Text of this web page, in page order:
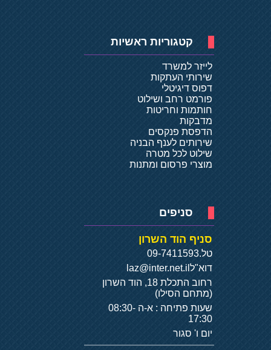
קטגוריות ראשיות
לייזר למשרד
שירותי העתקות
דפוס דיגיטלי
פורמט רחב ושילוט
חותמות וחריטות
מדבקות
הדפסת פנקסים
שירותים לענף הבניה
שילוט לכל מטרה
מוצרי פרסום ומתנות
סניפים
סניף הוד השרון
טל.09-7411593
דוא"ל laz@inter.net.il
רחוב התכלת 18, הוד השרון
(מתחם הסילו)
שעות פתיחה : א-ה 08:30-
17:30
יום ו' סגור